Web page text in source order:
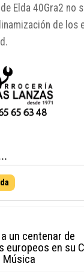
Elda 40Gra2
de
un centenar de
europeos en su
Música